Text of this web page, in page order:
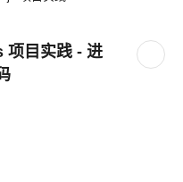
项目实践 - 进